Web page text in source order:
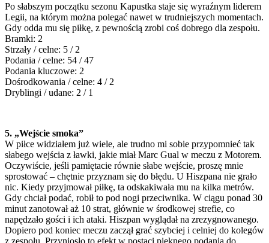
Po słabszym początku sezonu Kapustka staje się wyraźnym liderem
Legii, na którym można polegać nawet w trudniejszych momentach.
Gdy odda mu się piłkę, z pewnością zrobi coś dobrego dla zespołu.
Bramki: 2
Strzały / celne: 5 / 2
Podania / celne: 54 / 47
Podania kluczowe: 2
Dośrodkowania / celne: 4 / 2
Dryblingi / udane: 2 / 1
5. „Wejście smoka”
W piłce widziałem już wiele, ale trudno mi sobie przypomnieć tak
słabego wejścia z ławki, jakie miał Marc Gual w meczu z Motorem.
Oczywiście, jeśli pamiętacie równie słabe wejście, proszę mnie
sprostować – chętnie przyznam się do błędu. U Hiszpana nie grało
nic. Kiedy przyjmował piłkę, ta odskakiwała mu na kilka metrów.
Gdy chciał podać, robił to pod nogi przeciwnika. W ciągu ponad 30
minut zanotował aż 10 strat, głównie w środkowej strefie, co
napędzało gości i ich ataki. Hiszpan wyglądał na zrezygnowanego.
Dopiero pod koniec meczu zaczął grać szybciej i celniej do kolegów
z zespołu. Przyniosło to efekt w postaci pięknego podania do